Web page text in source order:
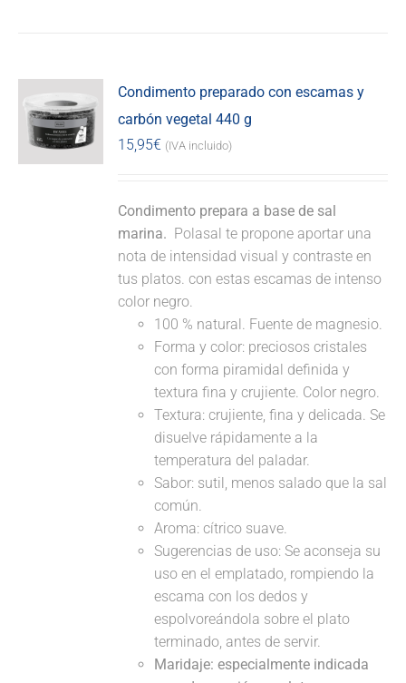
Condimento preparado con escamas y
carbón vegetal 440 g
15,95€ (IVA incluido)
Condimento prepara a base de sal
marina. Polasal te propone aportar una
nota de intensidad visual y contraste en
tus platos. con estas escamas de intenso
color negro.
100 % natural. Fuente de magnesio.
Forma y color: preciosos cristales
con forma piramidal definida y
textura fina y crujiente. Color negro.
Textura: crujiente, fina y delicada. Se
disuelve rápidamente a la
temperatura del paladar.
Sabor: sutil, menos salado que la sal
común.
Aroma: cítrico suave.
Sugerencias de uso: Se aconseja su
uso en el emplatado, rompiendo la
escama con los dedos y
espolvoreándola sobre el plato
terminado, antes de servir.
Maridaje: especialmente indicada